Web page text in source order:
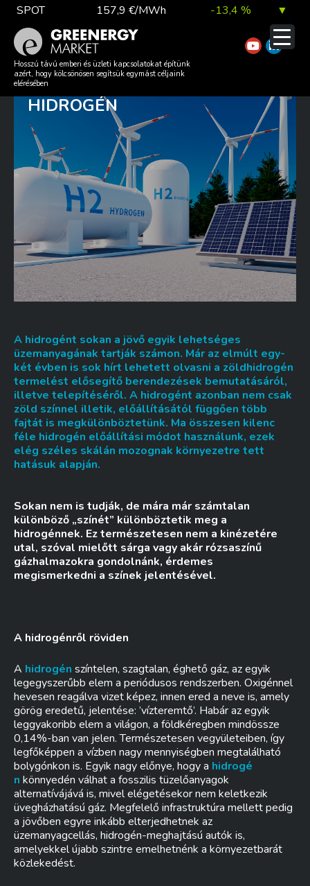
Skip
content
SPOT 157,9 €/MWh -13,4 % ▼
TTF DA 56,1 €/MWh 7,0 % ▲
EUA 81,9 €/t 1,0 % ▲
DAX index 26 140,13 0,1 % ▲
EUR árfolyam 363,03 Ft 0,2 % ▲
Hosszú távú emberi és üzleti kapcsolatokat építünk
azért, hogy kölcsönösen segítsük egymást céljaink
elérésében
A SZIVÁRVÁNY MINDEN
SZÍNÉBEN „POMPÁZHAT” A
HIDROGÉN
A hidrogént sokan a jövő egyik lehetséges
üzemanyagának tartják számon. Már az elmúlt egy-
két évben is sok hírt lehetett olvasni a zöldhidrogén
termelést elősegítő berendezések bemutatásáról,
illetve telepítéséről. A hidrogént azonban nem csak
zöld színnel illetik, előállításától függően több
fajtát is megkülönböztetünk. Ma összesen kilenc
féle hidrogén előállítási módot használunk, ezek
elég széles skálán mozognak környezetre tett
hatásuk alapján.
Sokan nem is tudják, de mára már számtalan
különböző „színét” különböztetik meg a
hidrogénnek. Ez természetesen nem a kinézetére
utal, szóval mielőtt sárga vagy akár rózsaszínű
gázhalmazokra gondolnánk, érdemes
megismerkedni a színek jelentésével.
A hidrogénről röviden
A hidrogén színtelen, szagtalan, éghető gáz, az egyik
legegyszerűbb elem a periódusos rendszerben. Oxigénnel
hevesen reagálva vizet képez, innen ered a neve is, amely
görög eredetű, jelentése: ’vízteremtő’. Habár az egyik
leggyakoribb elem a világon, a földkéregben mindössze
0,14%-ban van jelen. Természetesen vegyületeiben, így
legfőképpen a vízben nagy mennyiségben megtalálható
bolygónkon is. Egyik nagy előnye, hogy a hidrogé
n könnyedén válhat a fosszilis tüzelőanyagok
alternatívájává is, mivel elégetésekor nem keletkezik
üvegházhatású gáz. Megfelelő infrastruktúra mellett pedig
a jövőben egyre inkább elterjedhetnek az
üzemanyagcellás, hidrogén-meghajtású autók is,
amelyekkel újabb szintre emelhetnénk a környezetbarát
közlekedést.